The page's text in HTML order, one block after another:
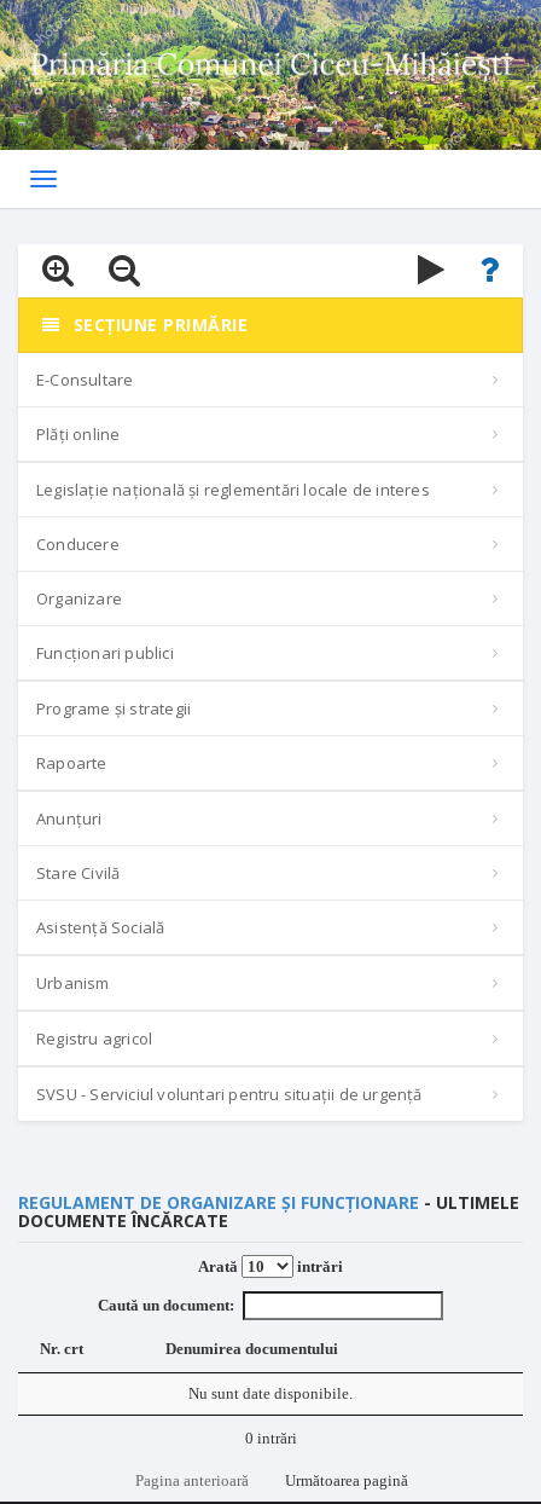
Toggle
SECȚIUNE PRIMĂRIE
E-Consultare
Plăți online
Legislație națională și reglementări locale de interes
Conducere
Organizare
Funcționari publici
Programe și strategii
Rapoarte
Anunțuri
Stare Civilă
Asistență Socială
Urbanism
Registru agricol
SVSU - Serviciul voluntari pentru situații de urgență
REGULAMENT DE ORGANIZARE ȘI FUNCȚIONARE - ULTIMELE
DOCUMENTE ÎNCĂRCATE
Arată intrări
Caută un document:
Nr. crt Denumirea documentului
Nu sunt date disponibile.
0 intrări
Pagina anterioară Următoarea pagină